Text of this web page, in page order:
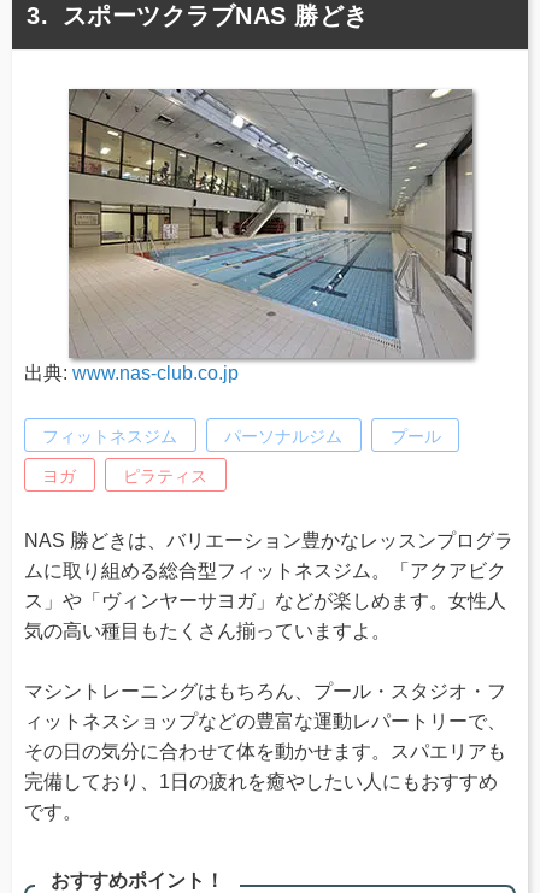
スポーツクラブNAS 勝どき
出典: www.nas-club.co.jp
フィットネスジム パーソナルジム プール
ヨガ ピラティス
NAS 勝どきは、バリエーション豊かなレッスンプログラ
ムに取り組める総合型フィットネスジム。「アクアビク
ス」や「ヴィンヤーサヨガ」などが楽しめます。女性人
気の高い種目もたくさん揃っていますよ。
マシントレーニングはもちろん、プール・スタジオ・フ
ィットネスショップなどの豊富な運動レパートリーで、
その日の気分に合わせて体を動かせます。スパエリアも
完備しており、1日の疲れを癒やしたい人にもおすすめ
です。
おすすめポイント！